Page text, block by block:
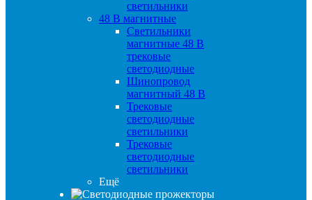
светильники
48 B магнитные
Светильники
магнитные 48 В
трековые
светодиодные
Шинопровод
магнитный 48 В
Трековые
светодиодные
светильники
Трековые
светодиодные
светильники
Ещё